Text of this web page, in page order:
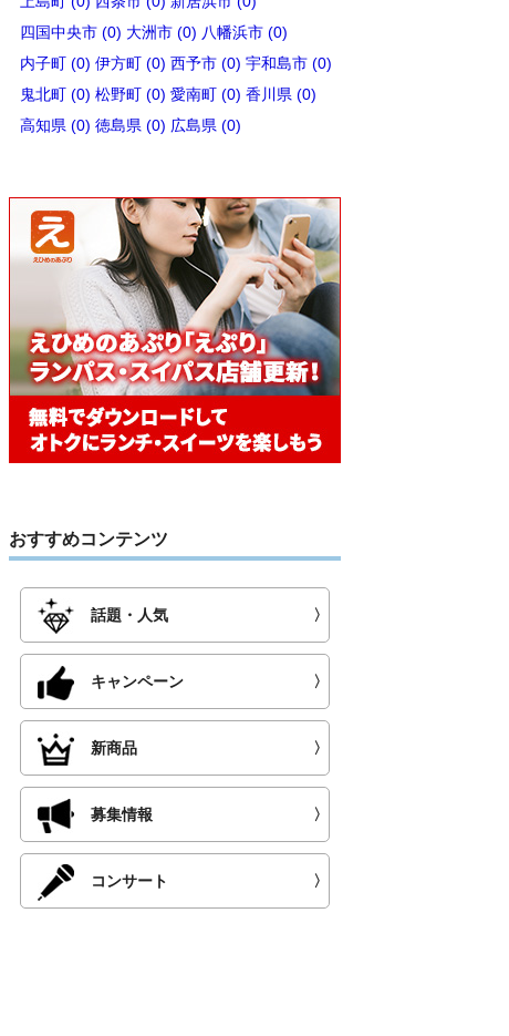
四国中央市 (0) 大洲市 (0) 八幡浜市 (0)
内子町 (0) 伊方町 (0) 西予市 (0) 宇和島市 (0)
鬼北町 (0) 松野町 (0) 愛南町 (0) 香川県 (0)
高知県 (0) 徳島県 (0) 広島県 (0)
おすすめコンテンツ
話題・人気 〉
キャンペーン 〉
新商品 〉
募集情報 〉
コンサート 〉